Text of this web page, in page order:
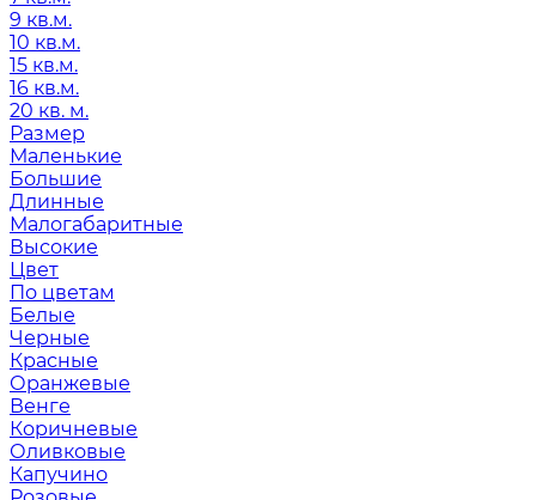
9 кв.м.
10 кв.м.
15 кв.м.
16 кв.м.
20 кв. м.
Размер
Маленькие
Большие
Длинные
Малогабаритные
Высокие
Цвет
По цветам
Белые
Черные
Красные
Оранжевые
Венге
Коричневые
Оливковые
Капучино